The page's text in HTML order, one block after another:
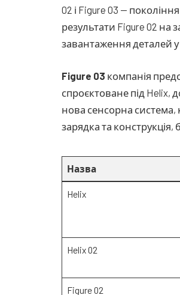
02 і Figure 03 —
результати Figure 02 на
завантаження деталей
Figure 03 компанія
спроєктоване під Helix,
нова сенсорна система,
зарядка та
Назва
Helix
Helix 02
Figure 02